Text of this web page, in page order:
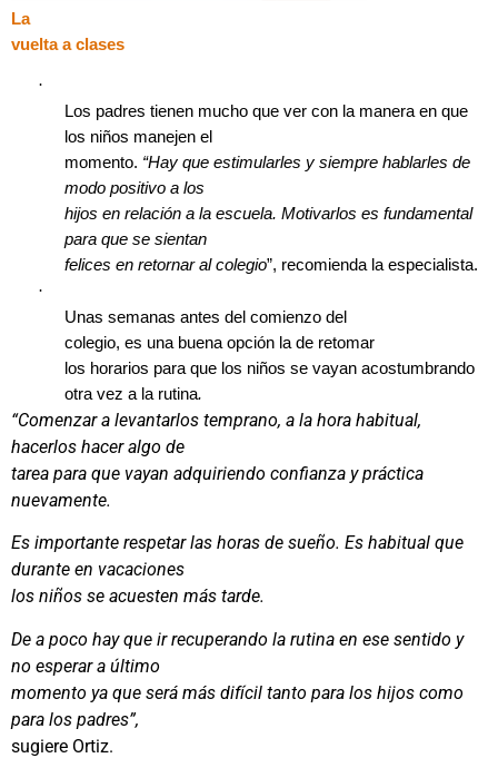
La
vuelta a clases
·
Los padres tienen mucho que ver con la manera en que
los niños manejen el
momento. “Hay que estimularles y siempre hablarles de
modo positivo a los
hijos en relación a la escuela. Motivarlos es fundamental
para que se sientan
felices en retornar al colegio”, recomienda la especialista.
·
Unas semanas antes del comienzo del
colegio, es una buena opción la de retomar
los horarios para que los niños se vayan acostumbrando
otra vez a la rutina.
“Comenzar a levantarlos temprano, a la hora habitual,
hacerlos hacer algo de
tarea para que vayan adquiriendo confianza y práctica
nuevamente.
Es importante respetar las horas de sueño. Es habitual que
durante en vacaciones
los niños se acuesten más tarde.
De a poco hay que ir recuperando la rutina en ese sentido y
no esperar a último
momento ya que será más difícil tanto para los hijos como
para los padres”,
sugiere Ortiz.